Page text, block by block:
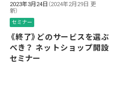
2023年3月24日 （2024年2月29日 更
新）
セミナー
《終了》どのサービスを選ぶ
べき？ ネットショップ開設
セミナー